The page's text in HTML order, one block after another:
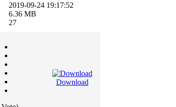
2019-09-24 19:17:52
6.36 MB
27
Download